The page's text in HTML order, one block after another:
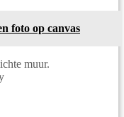
foto op canvas